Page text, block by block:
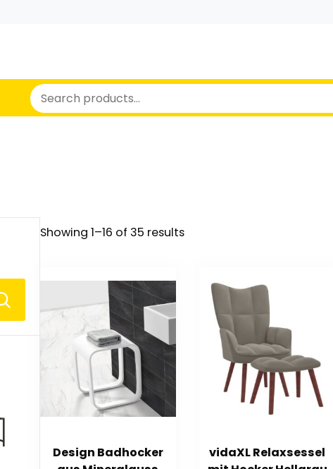
Showing 1–16 of 35 results
Design Badhocker
vidaXL Relaxsessel